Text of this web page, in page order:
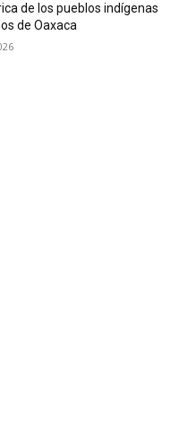
de los pueblos indígenas
de Oaxaca